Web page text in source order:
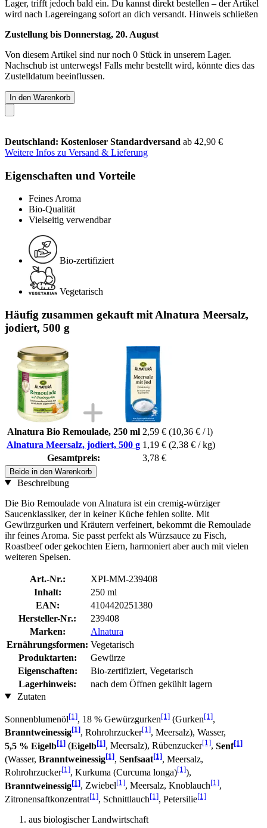
Lager, trifft jedoch bald ein. Du kannst direkt bestellen – der Artikel
wird nach Lagereingang sofort an dich versandt. Hinweis schließen
Zustellung bis Donnerstag, 20. August
Von diesem Artikel sind nur noch 0 Stück in unserem Lager.
Nachschub ist unterwegs! Falls mehr bestellt wird, könnte dies das
Zustelldatum beeinflussen.
In den Warenkorb
Deutschland: Kostenloser Standardversand ab 42,90 €
Weitere Infos zu Versand & Lieferung
Eigenschaften und Vorteile
Feines Aroma
Bio-Qualität
Vielseitig verwendbar
Bio-zertifiziert
Vegetarisch
Häufig zusammen gekauft mit Alnatura Meersalz,
jodiert, 500 g
Alnatura Bio Remoulade, 250 ml 2,59 € (10,36 € / l)
Alnatura Meersalz, jodiert, 500 g 1,19 € (2,38 € / kg)
Gesamtpreis:
3,78 €
Beide in den Warenkorb
Beschreibung
Die Bio Remoulade von Alnatura ist ein cremig-würziger
Saucenklassiker, der in keiner Küche fehlen sollte. Mit
Gewürzgurken und Kräutern verfeinert, bekommt die Remoulade
ihr feines Aroma. Sie passt perfekt als Würzsauce zu Fisch,
Roastbeef oder gekochten Eiern, harmoniert aber auch mit vielen
weiteren Speisen.
Art.-Nr.:
XPI-MM-239408
Inhalt:
250 ml
EAN:
4104420251380
Hersteller-Nr.:
239408
Marken:
Alnatura
Ernährungsformen: Vegetarisch
Produktarten:
Gewürze
Eigenschaften:
Bio-zertifiziert, Vegetarisch
Lagerhinweis:
nach dem Öffnen gekühlt lagern
Zutaten
Sonnenblumenöl[1], 18 % Gewürzgurken[1] (Gurken[1],
Branntweinessig[1], Rohrohrzucker[1], Meersalz), Wasser,
5,5 % Eigelb[1] (Eigelb[1], Meersalz), Rübenzucker[1], Senf[1]
(Wasser, Branntweinessig[1], Senfsaat[1], Meersalz,
Rohrohrzucker[1], Kurkuma (Curcuma longa)[1]),
Branntweinessig[1], Zwiebel[1], Meersalz, Knoblauch[1],
Zitronensaftkonzentrat[1], Schnittlauch[1], Petersilie[1]
aus biologischer Landwirtschaft